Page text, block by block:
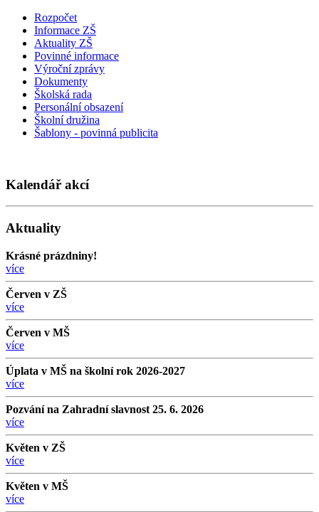
Rozpočet
Informace ZŠ
Aktuality ZŠ
Povinné informace
Výroční zprávy
Dokumenty
Školská rada
Personální obsazení
Školní družina
Šablony - povinná publicita
Kalendář akcí
Aktuality
Krásné prázdniny!
více
Červen v ZŠ
více
Červen v MŠ
více
Úplata v MŠ na školní rok 2026-2027
více
Pozvání na Zahradní slavnost 25. 6. 2026
více
Květen v ZŠ
více
Květen v MŠ
více